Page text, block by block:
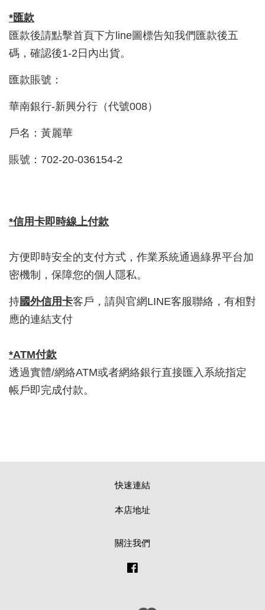
*匯款
匯款後請點擊首頁下方line圖標告知我們匯款後五
碼，確認後1-2日內出貨。
匯款賬號：
華南銀行-新興分行（代號008）
戶名：黃麗華
賬號：702-20-036154-2
*信用卡即時線上付款
方便即時安全的支付方式，作業系統通過綠界平台加
密機制，保障您的個人隱私。
持國外信用卡客戶，請與官網LINE客服聯絡，有相對
應的連結支付
*ATM付款
透過實體/網絡ATM或者網絡銀行直接匯入系統指定
帳戶即完成付款。
快速連結
本店地址
關注我們